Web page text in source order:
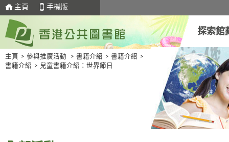
主頁 手機版
探索館
主頁 > 參與推廣活動 > 書籍介紹 > 書籍介紹 >
書籍介紹 > 兒童書籍介紹：世界節日